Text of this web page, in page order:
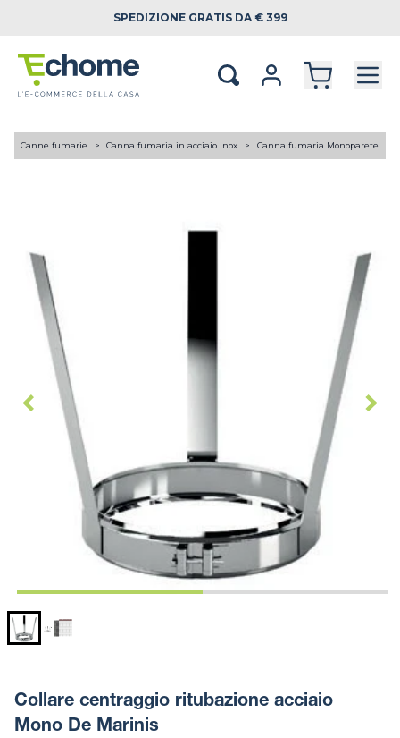
SPEDIZIONE GRATIS DA € 399
Canne fumarie Canna fumaria in acciaio Inox Canna fumaria Monoparete
Collare centraggio ritubazione acciaio
Mono De Marinis